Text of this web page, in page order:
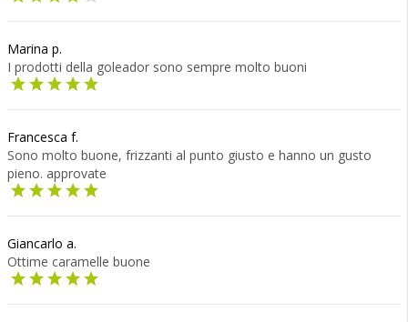
Marina p.
I prodotti della goleador sono sempre molto buoni
Francesca f.
Sono molto buone, frizzanti al punto giusto e hanno un gusto
pieno. approvate
Giancarlo a.
Ottime caramelle buone